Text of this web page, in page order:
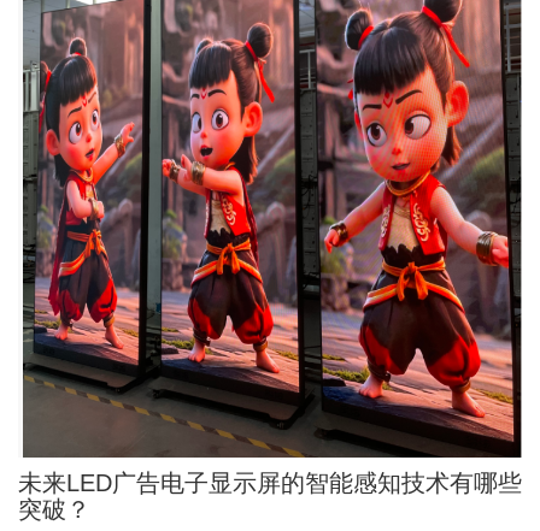
未来LED广告电子显示屏的智能感知技术有哪些
突破？